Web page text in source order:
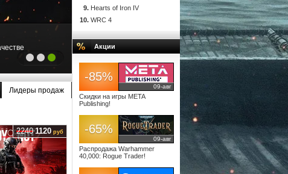
Скидки на игры Nacon!
Отличные цены на каталог издателя!
Лидеры продаж
2240 1120 руб
Hearts of Iron IV
WRC 4
Акции
-85%
09-авг
Скидки на игры META
Publishing!
-65%
09-авг
Распродажа Warhammer
40,000: Rogue Trader!